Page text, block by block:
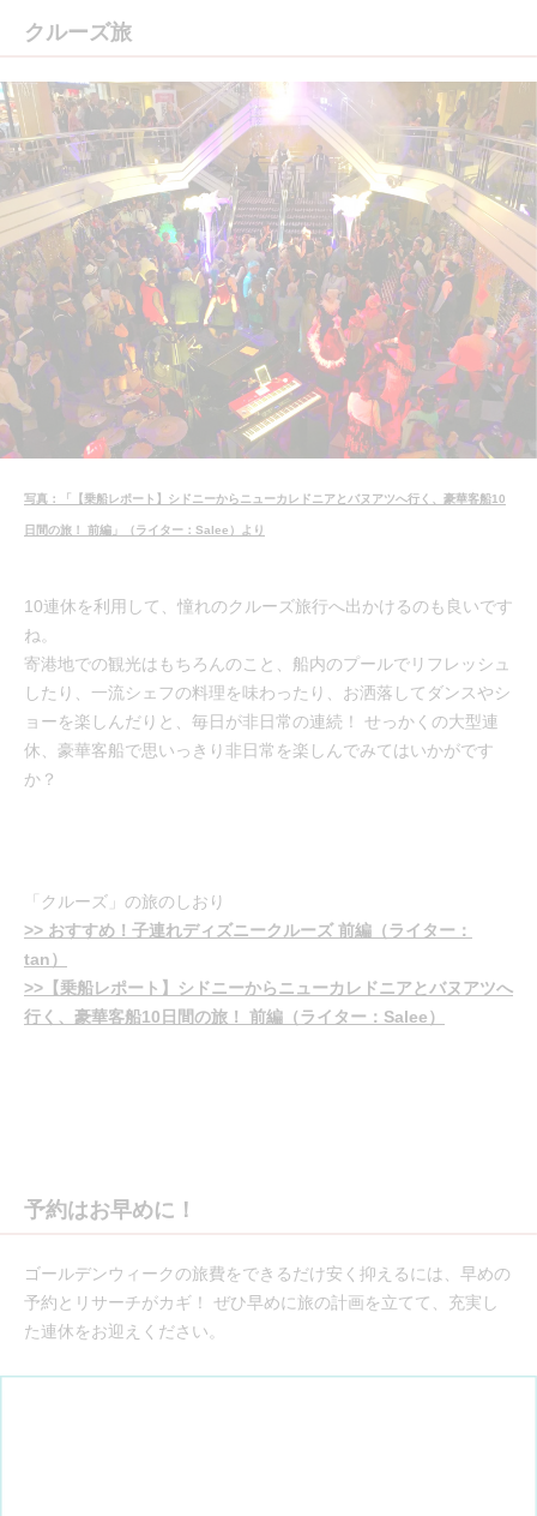
クルーズ旅
写真：「【乗船レポート】シドニーからニューカレドニアとバヌアツへ行く、豪華客船10
日間の旅！ 前編」（ライター：Salee）より
10連休を利用して、憧れのクルーズ旅行へ出かけるのも良いです
ね。
寄港地での観光はもちろんのこと、船内のプールでリフレッシュ
したり、一流シェフの料理を味わったり、お洒落してダンスやシ
ョーを楽しんだりと、毎日が非日常の連続！ せっかくの大型連
休、豪華客船で思いっきり非日常を楽しんでみてはいかがです
か？
「クルーズ」の旅のしおり
>> おすすめ！子連れディズニークルーズ 前編（ライター：
tan）
>>【乗船レポート】シドニーからニューカレドニアとバヌアツへ
行く、豪華客船10日間の旅！ 前編（ライター：Salee）
予約はお早めに！
ゴールデンウィークの旅費をできるだけ安く抑えるには、早めの
予約とリサーチがカギ！ ぜひ早めに旅の計画を立てて、充実し
た連休をお迎えください。